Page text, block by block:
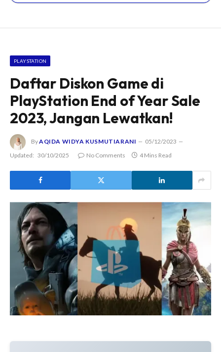
PLAYSTATION
Daftar Diskon Game di
PlayStation End of Year Sale
2023, Jangan Lewatkan!
ByAQIDA WIDYA KUSMUTIARANI
05/12/2023
Updated: 30/10/2025 No Comments 4 Mins Read